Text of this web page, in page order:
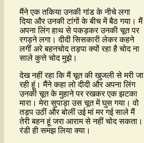
मैंने एक तकिया उनकी गांड के नीचे लगा
दिया और उनकी टांगों के बीच में बैठ गया। मैं
अपना लिंग हाथ से पकड़कर उनकी चूत पर
रगड़ने लगा। दीदी सिसकारी लेकर कहने
लगीं अरे बहनचोद तड़पा क्यों रहा है चोद ना
साले कुत्ते चोद मुझे।
देख नहीं रहा कि मैं चूत की खुजली से मरी जा
रही हूं। मैंने कहा लो दीदी और अपना लिंग
उनकी चूत के मुहाने पर रखकर एक झटका
मारा। मेरा सुपाड़ा उस चूत में घुस गया। वो
तड़प उठीं और बोलीं उई मां मर गई साले मैं
तेरी बहन हूं जरा आराम से नहीं चोद सकता।
रंडी ही समझ लिया क्या।